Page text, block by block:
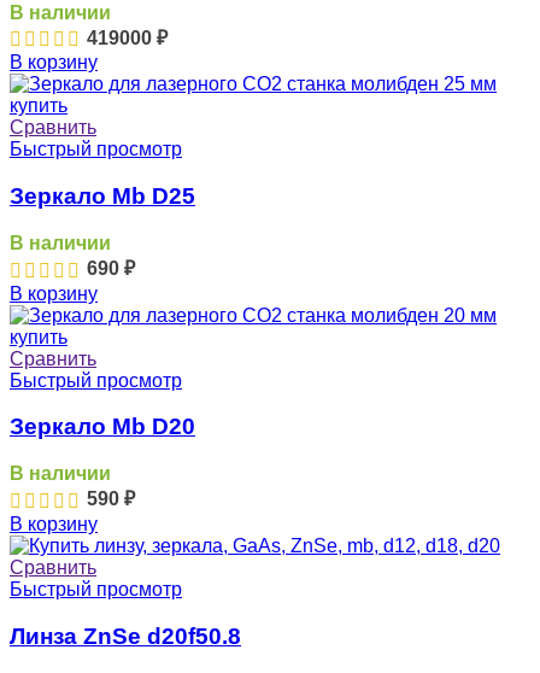
В наличии
419000 ₽
В корзину
Сравнить
Быстрый просмотр
Зеркало Mb D25
В наличии
690 ₽
В корзину
Сравнить
Быстрый просмотр
Зеркало Mb D20
В наличии
590 ₽
В корзину
Сравнить
Быстрый просмотр
Линза ZnSe d20f50.8